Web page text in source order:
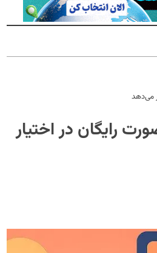
می‌دهد
رایگان در اختیار